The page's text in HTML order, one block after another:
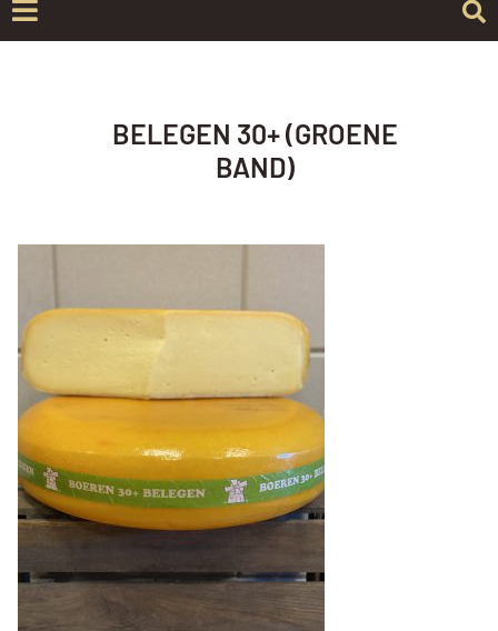
BELEGEN 30+ (GROENE
BAND)